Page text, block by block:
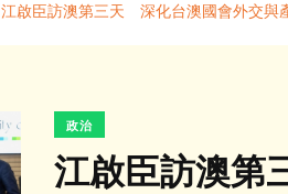
江啟臣訪澳第三天 深化台澳國會外交與
政治
江啟臣訪澳第